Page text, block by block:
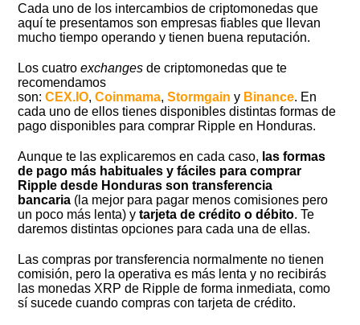
Cada uno de los intercambios de criptomonedas que
aquí te presentamos son empresas fiables que llevan
mucho tiempo operando y tienen buena reputación.
Los cuatroexchanges de criptomonedas que te
recomendamos
son:CEX.IO,Coinmama,Stormgain y Binance. En
cada uno de ellos tienes disponibles distintas formas de
pago disponibles para comprar Ripple en Honduras.
Aunque te las explicaremos en cada caso, las formas
de pago más habituales y fáciles para comprar
Ripple desde Honduras son transferencia
bancaria (la mejor para pagar menos comisiones pero
un poco más lenta) y tarjeta de crédito o débito. Te
daremos distintas opciones para cada una de ellas.
Las compras por transferencia normalmente no tienen
comisión, pero la operativa es más lenta y no recibirás
las monedas XRP de Ripple de forma inmediata, como
sí sucede cuando compras con tarjeta de crédito.